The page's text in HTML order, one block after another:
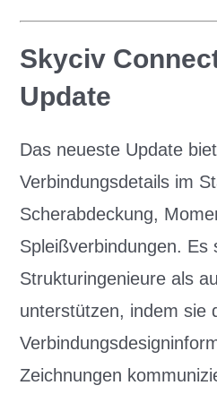
Skyciv
Update
Das neueste Update
Verbindungsdetails im
Scherabdeckung,
Spleißverbindungen. Es
Strukturingenieure als
unterstützen, indem sie
Zeichnungen